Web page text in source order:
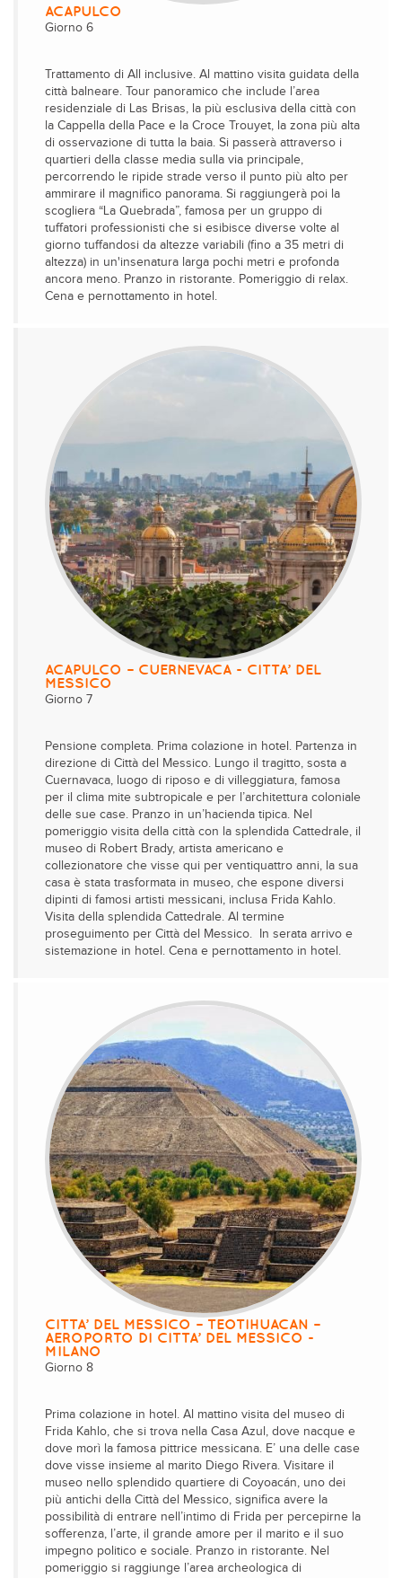
ACAPULCO
Giorno 6
Trattamento di All inclusive. Al mattino visita guidata della
città balneare. Tour panoramico che include l’area
residenziale di Las Brisas, la più esclusiva della città con
la Cappella della Pace e la Croce Trouyet, la zona più alta
di osservazione di tutta la baia. Si passerà attraverso i
quartieri della classe media sulla via principale,
percorrendo le ripide strade verso il punto più alto per
ammirare il magnifico panorama. Si raggiungerà poi la
scogliera “La Quebrada”, famosa per un gruppo di
tuffatori professionisti che si esibisce diverse volte al
giorno tuffandosi da altezze variabili (fino a 35 metri di
altezza) in un'insenatura larga pochi metri e profonda
ancora meno. Pranzo in ristorante. Pomeriggio di relax.
Cena e pernottamento in hotel.
ACAPULCO – CUERNEVACA - CITTA’ DEL
MESSICO
Giorno 7
Pensione completa. Prima colazione in hotel. Partenza in
direzione di Città del Messico. Lungo il tragitto, sosta a
Cuernavaca, luogo di riposo e di villeggiatura, famosa
per il clima mite subtropicale e per l’architettura coloniale
delle sue case. Pranzo in un’hacienda tipica. Nel
pomeriggio visita della città con la splendida Cattedrale, il
museo di Robert Brady, artista americano e
collezionatore che visse qui per ventiquattro anni, la sua
casa è stata trasformata in museo, che espone diversi
dipinti di famosi artisti messicani, inclusa Frida Kahlo.
Visita della splendida Cattedrale. Al termine
proseguimento per Città del Messico. In serata arrivo e
sistemazione in hotel. Cena e pernottamento in hotel.
CITTA’ DEL MESSICO – TEOTIHUACAN –
AEROPORTO DI CITTA’ DEL MESSICO -
MILANO
Giorno 8
Prima colazione in hotel. Al mattino visita del museo di
Frida Kahlo, che si trova nella Casa Azul, dove nacque e
dove morì la famosa pittrice messicana. E’ una delle case
dove visse insieme al marito Diego Rivera. Visitare il
museo nello splendido quartiere di Coyoacán, uno dei
più antichi della Città del Messico, significa avere la
possibilità di entrare nell’intimo di Frida per percepirne la
sofferenza, l’arte, il grande amore per il marito e il suo
impegno politico e sociale. Pranzo in ristorante. Nel
pomeriggio si raggiunge l’area archeologica di